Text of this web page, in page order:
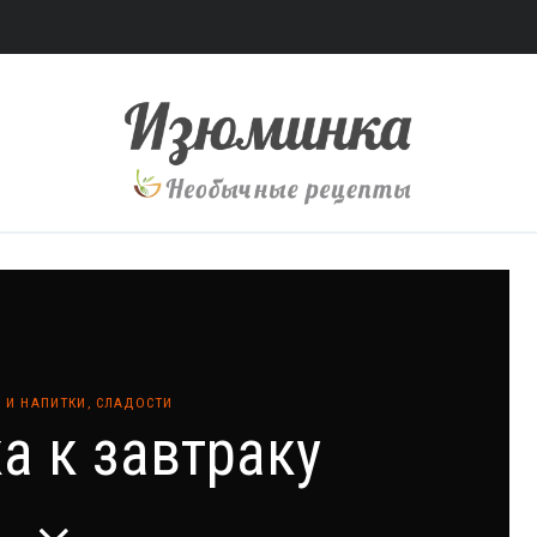
И НАПИТКИ СЛАДОСТИ
к завтраку